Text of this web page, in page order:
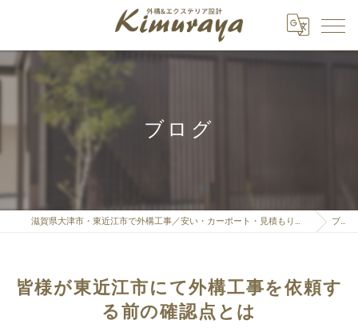
ブログ
滋賀県大津市・東近江市で外構工事／安い・カーポート・見積もりなら「株式会社Kimuraya」へ ブログ
皆様が東近江市にて外構工事を依頼す
る前の確認点とは